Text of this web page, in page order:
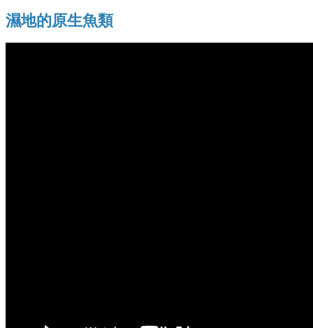
濕地的原生魚類